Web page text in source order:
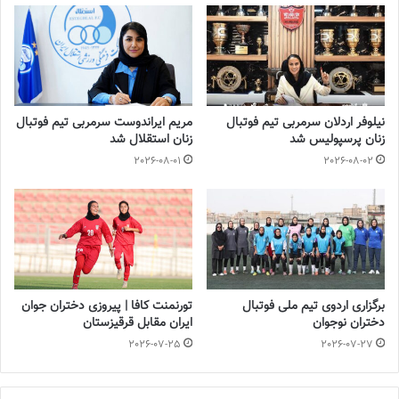
2023-03-21
آینده درخشانی در انتظار فوتبال بانوان است
2022-12-10
سمت‌های مختلف بند مهمی را در ذیل مفاد خود جای داده است؛
به‌طوری‌که در بند هشت ماده 67 مبحث هشتم به صراحت آمده است:
«هرگاه پست دبیرکل یا هر یکی از پست‌های دیگر فدراسیون به هر دلیل
از جمله استعفا، اخراج، عزل، فوت و تعلیق بلاتصدی شود، رئیس
فدراسیون فوتبال می‌تواند برای آن پست، حداکثر به مدت 3 ماه
سرپرست تعیین نماید. مگر اینکه در این اساسنامه ترتیب دیگری مقرر
شده باشد». جالب آنکه در سایر بندهای اساسنامه هیچ اختیاری به
رئیس فدراسیون فوتبال برای تمدید دوره سرپرستی داده نشده است.
نیلوفر اردلان سرمربی تیم فوتبال
زنان پرسپولیس شد
2026-08-02
مریم ایراندوست سرمربی تیم فوتبال
زنان استقلال شد
2026-08-01
برگزاری اردوی تیم ملی فوتبال
دختران نوجوان
2026-07-27
تورنمنت کافا | پیروزی دختران جوان
ایران مقابل قرقیزستان
2026-07-25